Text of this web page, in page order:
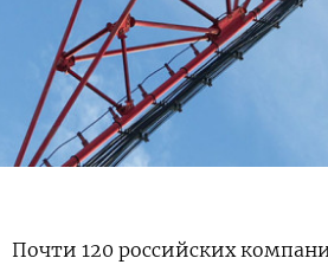
Почти 120 российских